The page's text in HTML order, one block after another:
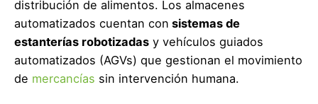
distribución de alimentos. Los almacenes
automatizados cuentan con sistemas de
estanterías robotizadas y vehículos guiados
automatizados (AGVs) que gestionan el movimiento
de mercancías sin intervención humana.